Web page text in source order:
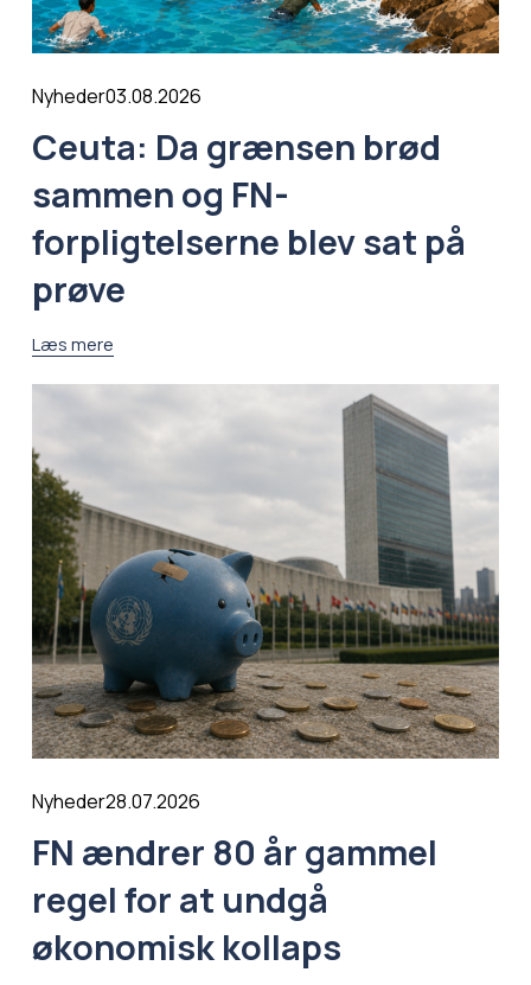
Nyheder03.08.2026
Ceuta: Da grænsen brød
sammen og FN-
forpligtelserne blev sat på
prøve
Læs mere
Nyheder28.07.2026
FN ændrer 80 år gammel
regel for at undgå
økonomisk kollaps